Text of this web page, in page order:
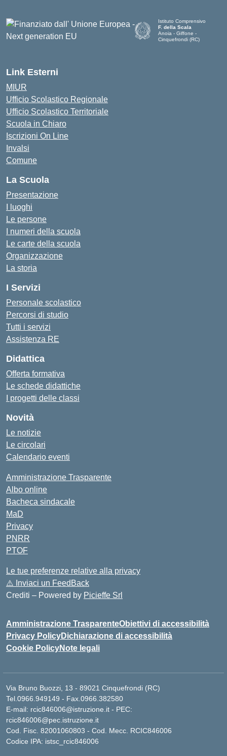
Istituto Comprensivo
F. della Scala
Anoia - Giffone -
Cinquefrondi (RC)
Link Esterni
MIUR
Ufficio Scolastico Regionale
Ufficio Scolastico Territoriale
Scuola in Chiaro
Iscrizioni On Line
Invalsi
Comune
La Scuola
Presentazione
I luoghi
Le persone
I numeri della scuola
Le carte della scuola
Organizzazione
La storia
I Servizi
Personale scolastico
Percorsi di studio
Tutti i servizi
Assistenza RE
Didattica
Offerta formativa
Le schede didattiche
I progetti delle classi
Novità
Le notizie
Le circolari
Calendario eventi
Amministrazione Trasparente
Albo online
Bacheca sindacale
MaD
Privacy
PNRR
PTOF
Le tue preferenze relative alla privacy
⚠️ Inviaci un FeedBack
Crediti – Powered by Picieffe Srl
Amministrazione TrasparenteObiettivi di accessibilità
Privacy PolicyDichiarazione di accessibilità
Cookie PolicyNote legali
Via Bruno Buozzi, 13 - 89021 Cinquefrondi (RC)
Tel.0966.949149 - Fax.0966.382580
E-mail: rcic846006@istruzione.it - PEC:
rcic846006@pec.istruzione.it
Cod. Fisc. 82001060803 - Cod. Mecc. RCIC846006
Codice IPA: istsc_rcic846006